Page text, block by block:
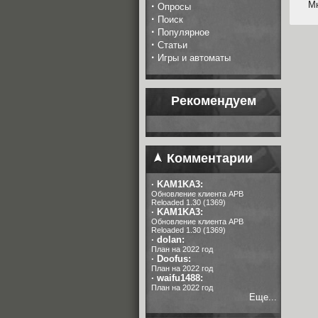
· Опросы
· Поиск
· Популярное
· Статьи
· Игры и автоматы
Рекомендуем
Комментарии
· KAM1KA3:
Обновление клиента APB
Reloaded 1.30 (1369)
· KAM1KA3:
Обновление клиента APB
Reloaded 1.30 (1369)
· dolan:
План на 2022 год
· Doofus:
План на 2022 год
· waifu1488:
План на 2022 год
Еще...